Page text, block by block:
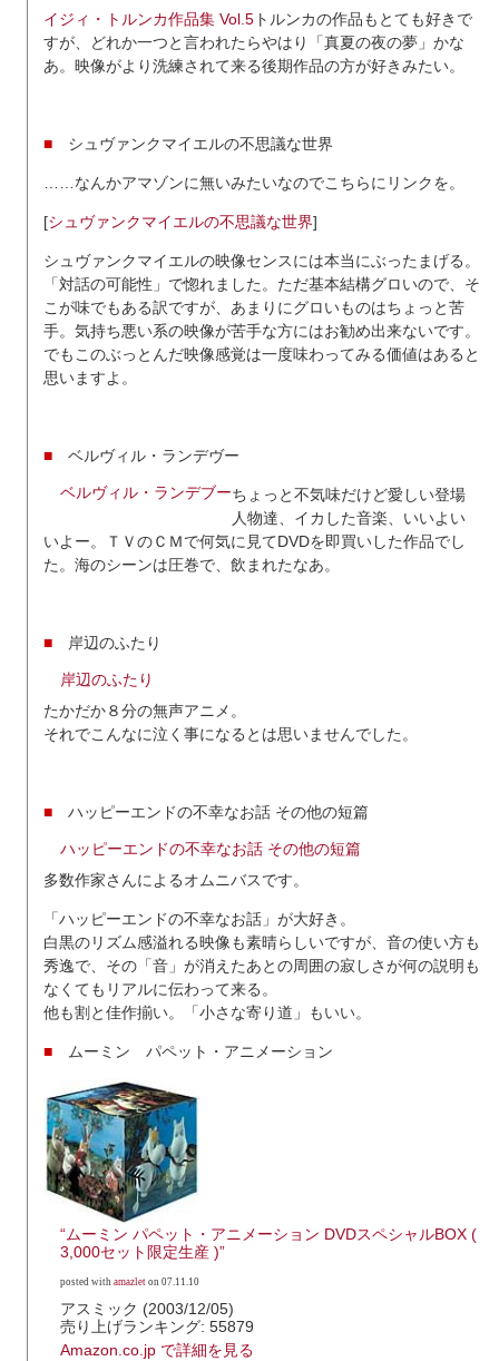
イジィ・トルンカ作品集 Vol.5 トルンカの作品もとても好きで
すが、どれか一つと言われたらやはり「真夏の夜の夢」かな
あ。映像がより洗練されて来る後期作品の方が好きみたい。
■ シュヴァンクマイエルの不思議な世界
……なんかアマゾンに無いみたいなのでこちらにリンクを。
[シュヴァンクマイエルの不思議な世界]
シュヴァンクマイエルの映像センスには本当にぶったまげる。
「対話の可能性」で惚れました。ただ基本結構グロいので、そ
こが味でもある訳ですが、あまりにグロいものはちょっと苦
手。気持ち悪い系の映像が苦手な方にはお勧め出来ないです。
でもこのぶっとんだ映像感覚は一度味わってみる価値はあると
思いますよ。
■ ベルヴィル・ランデヴー
ベルヴィル・ランデブーちょっと不気味だけど愛しい登場
人物達、イカした音楽、いいよい
いよー。ＴＶのＣＭで何気に見てDVDを即買いした作品でし
た。海のシーンは圧巻で、飲まれたなあ。
■ 岸辺のふたり
岸辺のふたり
たかだか８分の無声アニメ。
それでこんなに泣く事になるとは思いませんでした。
■ ハッピーエンドの不幸なお話 その他の短篇
ハッピーエンドの不幸なお話 その他の短篇
多数作家さんによるオムニバスです。
「ハッピーエンドの不幸なお話」が大好き。
白黒のリズム感溢れる映像も素晴らしいですが、音の使い方も
秀逸で、その「音」が消えたあとの周囲の寂しさが何の説明も
なくてもリアルに伝わって来る。
他も割と佳作揃い。「小さな寄り道」もいい。
■ ムーミン パペット・アニメーション
“ムーミン パペット・アニメーション DVDスペシャルBOX (
3,000セット限定生産 )”
posted with amazlet on 07.11.10
アスミック (2003/12/05)
売り上げランキング: 55879
Amazon.co.jp で詳細を見る